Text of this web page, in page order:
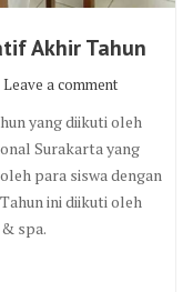
Akhir Tahun
Leave a comment
yang diikuti oleh
Surakarta yang
para siswa dengan
ini diikuti oleh
spa.